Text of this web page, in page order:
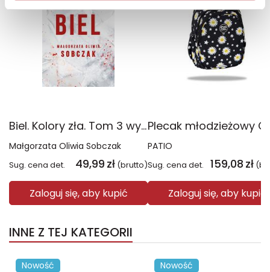
Biel. Kolory zła. Tom 3 wyd. 2025
Małgorzata Oliwia Sobczak
Sug. cena det. 49,99 zł (brutto)
Zaloguj się, aby kupić
PATIO
Sug. cena det. 159,08 zł
Zaloguj się, aby kupić
INNE Z TEJ KATEGORII
Nowość Nowość